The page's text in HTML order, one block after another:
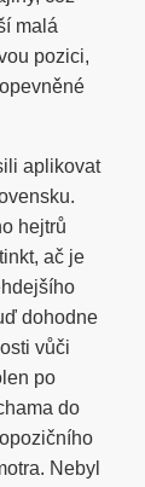
malá
pozici,
aplikovat
hejtrů
ač je
dohodne
vůči
po
do
Nebyl